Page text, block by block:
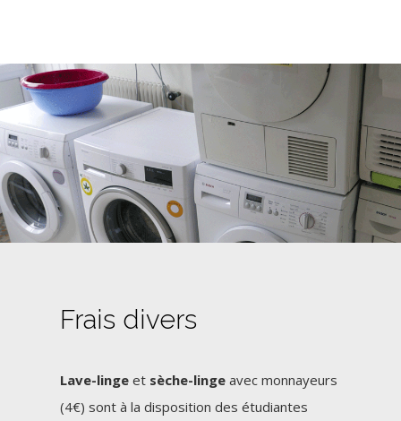
Frais divers
Lave-linge et sèche-linge avec monnayeurs
(4€) sont à la disposition des étudiantes